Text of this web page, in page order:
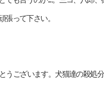
張って下さい。
ございます。犬猫達の殺処